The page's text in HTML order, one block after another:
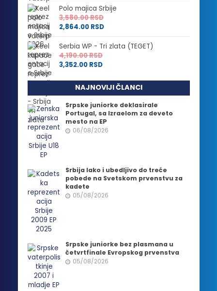
Polo majica Srbije
3,580.00RSD
2,864.00 RSD
Serbia WP - Tri zlata (TEGET)
4,190.00RSD
3,352.00 RSD
NAJNOVIJI ČLANCI
Srpske juniorke deklasirale
Portugal, sa Izraelom za deveto
mesto na EP
06/08/2026
Srbija lako i ubedljivo do treće
pobede na Svetskom prvenstvu za
kadete
05/08/2026
Srpske juniorke bez plasmana u
četvrtfinale Evropskog prvenstva
05/08/2026